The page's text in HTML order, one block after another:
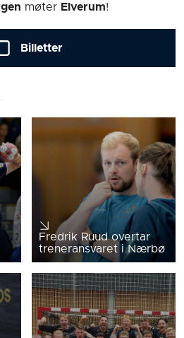
møter Elverum!
Billetter
Fredrik Ruud overtar
treneransvaret i Nærbø